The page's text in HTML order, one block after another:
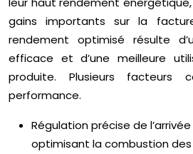
gains importants sur la
rendement optimisé résulte
efficace et d’une meilleure
produite. Plusieurs facteurs
performance.
Régulation précise de
optimisant la combustion